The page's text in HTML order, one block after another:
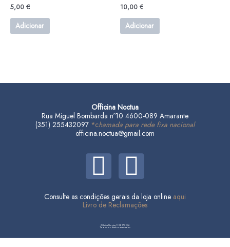
5,00 €
Adicionar
10,00 €
Adicionar
Officina Noctua
Rua Miguel Bombarda nº10 4600-089 Amarante
(351) 255432097 *chamada para rede fixa nacional
officina.noctua@gmail.com
F
a
c
I
n
s
Consulte as condições gerais da loja online aqui
Livro de Reclamações
Officina Noctua © 2017-2026
Todos os direitos reservados